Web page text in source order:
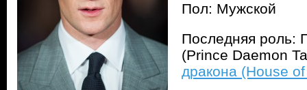
Пол: Мужской
Последняя роль:
(Prince Daemon
дракона (House